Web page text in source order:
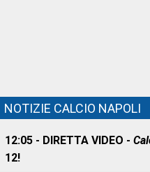
NOTIZIE CALCIO NAPOLI
12:05 - DIRETTA VIDEO -
12!